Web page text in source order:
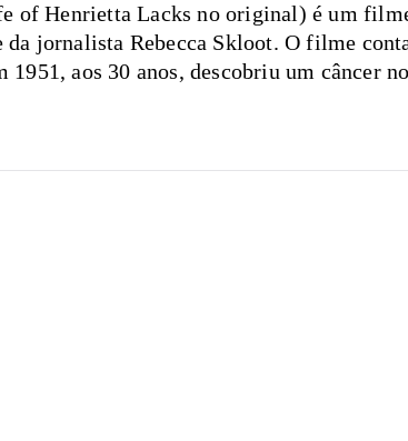
of Henrietta Lacks no original) é um
jornalista Rebecca Skloot. O filme
aos 30 anos, descobriu um câncer